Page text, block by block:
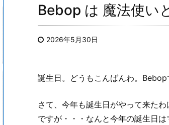
Bebop は 魔法使い
2026年5月30日
誕生日。どうもこんばんわ。Bebop
さて、今年も誕生日がやって来た
ですが・・・なんと今年の誕生日